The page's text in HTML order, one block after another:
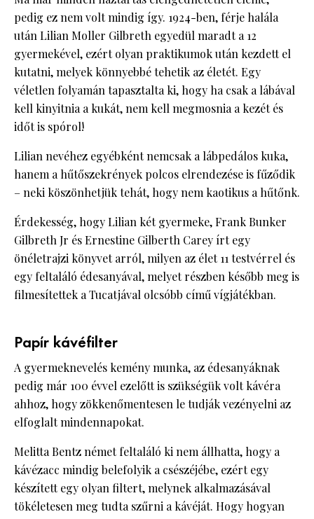
pedig ez nem volt mindig így. 1924-ben, férje halála
után Lilian Moller Gilbreth egyedül maradt a 12
gyermekével, ezért olyan praktikumok után kezdett el
kutatni, melyek könnyebbé tehetik az életét. Egy
véletlen folyamán tapasztalta ki, hogy ha csak a lábával
kell kinyitnia a kukát, nem kell megmosnia a kezét és
időt is spórol!
Lilian nevéhez egyébként nemcsak a lábpedálos kuka,
hanem a hűtőszekrények polcos elrendezése is fűződik
– neki köszönhetjük tehát, hogy nem kaotikus a hűtőnk.
Érdekesség, hogy Lilian két gyermeke, Frank Bunker
Gilbreth Jr és Ernestine Gilberth Carey írt egy
önéletrajzi könyvet arról, milyen az élet 11 testvérrel és
egy feltaláló édesanyával, melyet részben később meg is
filmesítettek a Tucatjával olcsóbb című vígjátékban.
Papír kávéfilter
A gyermeknevelés kemény munka, az édesanyáknak
pedig már 100 évvel ezelőtt is szükségük volt kávéra
ahhoz, hogy zökkenőmentesen le tudják vezényelni az
elfoglalt mindennapokat.
Melitta Bentz német feltaláló ki nem állhatta, hogy a
kávézacc mindig belefolyik a csészéjébe, ezért egy
készített egy olyan filtert, melynek alkalmazásával
tökéletesen meg tudta szűrni a kávéját. Hogy hogyan